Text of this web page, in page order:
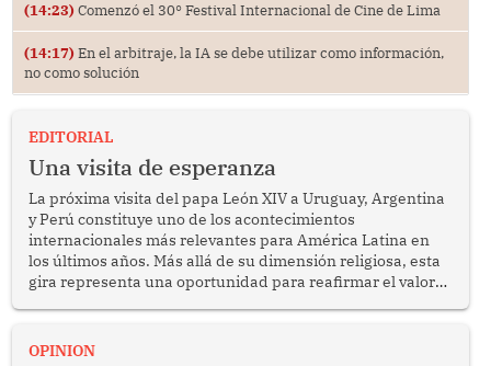
(14:23) Comenzó el 30° Festival Internacional de Cine de Lima
(14:17) En el arbitraje, la IA se debe utilizar como información,
no como solución
EDITORIAL
Una visita de esperanza
La próxima visita del papa León XIV a Uruguay, Argentina
y Perú constituye uno de los acontecimientos
internacionales más relevantes para América Latina en
los últimos años. Más allá de su dimensión religiosa, esta
gira representa una oportunidad para reafirmar el valor
enfrenta desafíos en materia de desarrollo, cohesión
OPINION